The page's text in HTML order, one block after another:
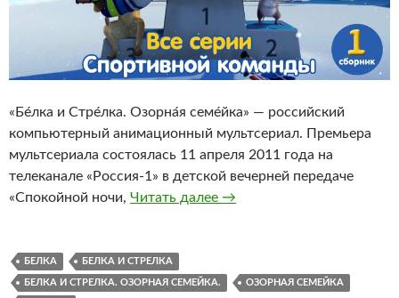
«Бе́лка и Стре́лка. Озорна́я семе́йка» — российский
компьютерный анимационный мультсериал. Премьера
мультсериала состоялась 11 апреля 2011 года на
телеканале «Россия-1» в детской вечерней передаче
«Спокойной ночи, Читать далее Белка и Стрелка. Озорная
→
БЕЛКА БЕЛКА И СТРЕЛКА
БЕЛКА И СТРЕЛКА. ОЗОРНАЯ СЕМЕЙКА. ОЗОРНАЯ СЕМЕЙКА